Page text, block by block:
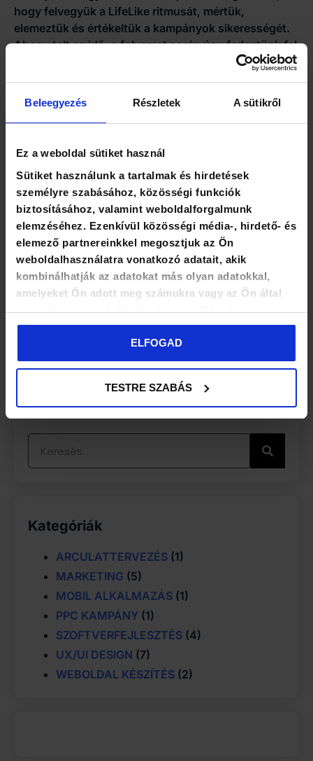
Beleegyezés Részletek A sütikről
Ez a weboldal sütiket használ
Sütiket használunk a tartalmak és hirdetések
személyre szabásához, közösségi funkciók
biztosításához, valamint weboldalforgalmunk
elemzéséhez. Ezenkívül közösségi média-, hirdető- és
elemező partnereinkkel megosztjuk az Ön
weboldalhasználatra vonatkozó adatait, akik
kombinálhatják az adatokat más olyan adatokkal,
amelyeket Ön adott meg számukra vagy az Ön által
használt más szolgáltatásokból gyűjtöttek.
ELFOGAD
TESTRE SZABÁS
hogy felvegyük a LifeLike ritmusát, mértük,
elemeztük és értékeltük a kampányok sikerességét.
Ahogy telt az idő, a folyamat során úgy fedeztünk fel
segítségünkre voltak. Az eredmény pedig 6 hónap
alatt több mint 500 új páciens!
Nézd meg az Life-Likeweboldalát, ha pedig szeretnél
Gárdos András
Kategóriák
ARCULATTERVEZÉS (1)
MARKETING (5)
MOBIL ALKALMAZÁS (1)
PPC KAMPÁNY (1)
SZOFTVERFEJLESZTÉS (4)
UX/UI DESIGN (7)
WEBOLDAL KÉSZÍTÉS (2)